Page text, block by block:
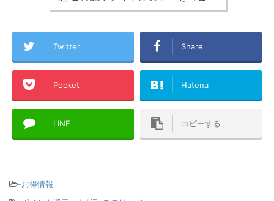
Twitter Share
Pocket Hatena
LINE コピーする
-お得情報